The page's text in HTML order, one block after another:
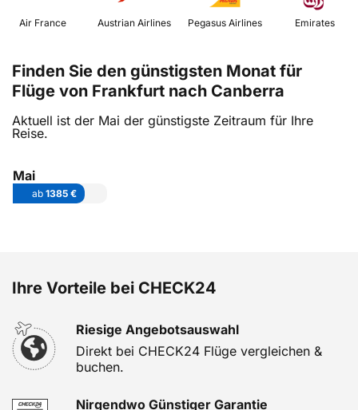
Air France Austrian Airlines Emirates
Finden Sie den günstigsten Monat für
Flüge von Frankfurt nach Canberra
Aktuell ist der Mai der günstigste Zeitraum für Ihre
Reise.
Mai
ab 1385 €
Ihre Vorteile bei CHECK24
Riesige Angebotsauswahl
Direkt bei CHECK24 Flüge vergleichen &
buchen.
Nirgendwo Günstiger Garantie